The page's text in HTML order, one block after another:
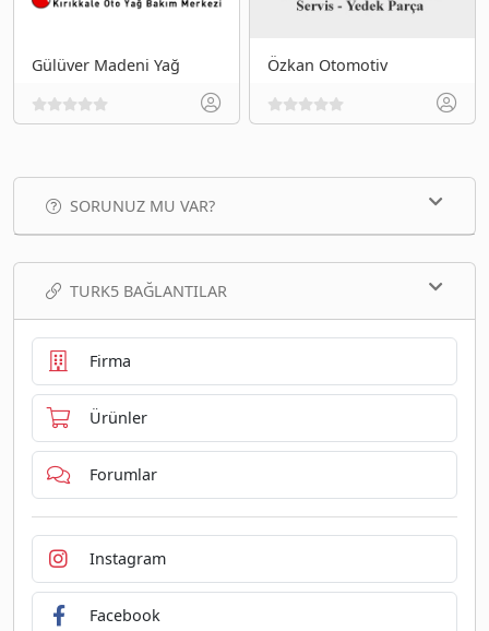
Gülüver Madeni Yağ Özkan Otomotiv
SORUNUZ MU VAR?
TURK5 BAĞLANTILAR
Firma
Ürünler
Forumlar
Instagram
Facebook